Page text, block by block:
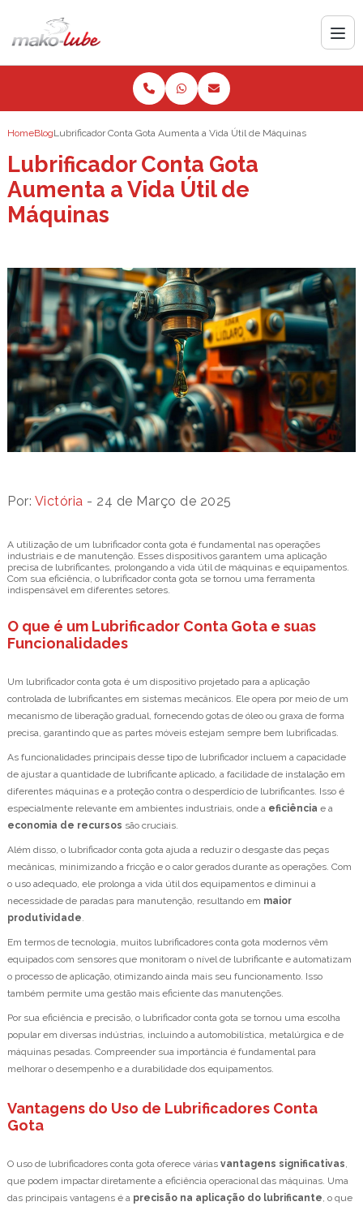
HomeBlogLubrificador Conta Gota Aumenta a Vida Útil de Máquinas
Lubrificador Conta Gota
Aumenta a Vida Útil de
Máquinas
Por: Victória - 24 de Março de 2025
A utilização de um lubrificador conta gota é fundamental nas operações
industriais e de manutenção. Esses dispositivos garantem uma aplicação
precisa de lubrificantes, prolongando a vida útil de máquinas e equipamentos.
Com sua eficiência, o lubrificador conta gota se tornou uma ferramenta
indispensável em diferentes setores.
O que é um Lubrificador Conta Gota e suas
Funcionalidades
Um lubrificador conta gota é um dispositivo projetado para a aplicação
controlada de lubrificantes em sistemas mecânicos. Ele opera por meio de um
mecanismo de liberação gradual, fornecendo gotas de óleo ou graxa de forma
precisa, garantindo que as partes móveis estejam sempre bem lubrificadas.
As funcionalidades principais desse tipo de lubrificador incluem a capacidade
de ajustar a quantidade de lubrificante aplicado, a facilidade de instalação em
diferentes máquinas e a proteção contra o desperdício de lubrificantes. Isso é
especialmente relevante em ambientes industriais, onde a eficiência e a
economia de recursos são cruciais.
Além disso, o lubrificador conta gota ajuda a reduzir o desgaste das peças
mecânicas, minimizando a fricção e o calor gerados durante as operações. Com
o uso adequado, ele prolonga a vida útil dos equipamentos e diminui a
necessidade de paradas para manutenção, resultando em maior
produtividade
Em termos de tecnologia, muitos lubrificadores conta gota modernos vêm
equipados com sensores que monitoram o nível de lubrificante e automatizam
o processo de aplicação, otimizando ainda mais seu funcionamento. Isso
também permite uma gestão mais eficiente das manutenções.
Por sua eficiência e precisão, o lubrificador conta gota se tornou uma escolha
popular em diversas indústrias, incluindo a automobilística, metalúrgica e de
máquinas pesadas. Compreender sua importância é fundamental para
melhorar o desempenho e a durabilidade dos equipamentos.
Vantagens do Uso de Lubrificadores Conta
Gota
O uso de lubrificadores conta gota oferece várias vantagens significativas
que podem impactar diretamente a eficiência operacional das máquinas. Uma
das principais vantagens é a precisão na aplicação do lubrificante , o que